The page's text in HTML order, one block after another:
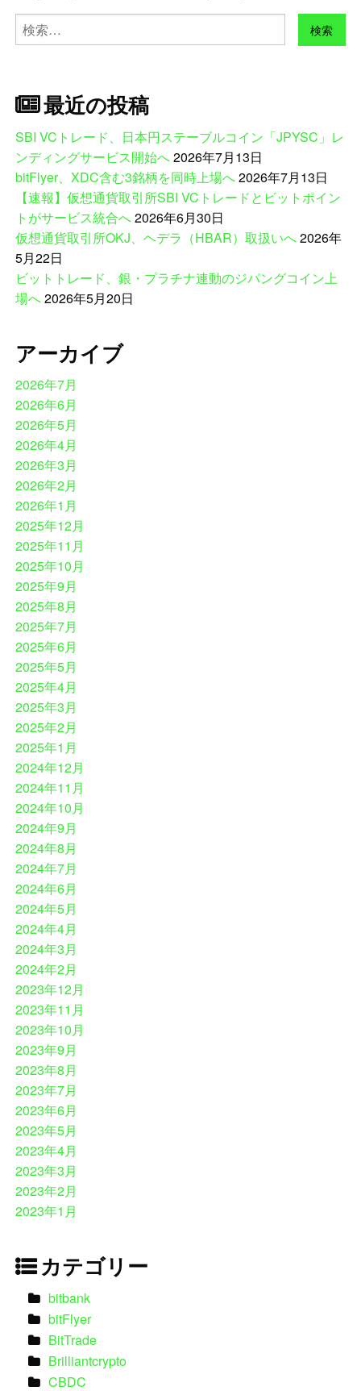
検
索:
最近の投稿
SBI VCトレード、日本円ステーブルコイン「JPYSC」レ
ンディングサービス開始へ2026年7月13日
bitFlyer、XDC含む3銘柄を同時上場へ2026年7月13日
【速報】仮想通貨取引所SBI VCトレードとビットポイン
トがサービス統合へ2026年6月30日
仮想通貨取引所OKJ、ヘデラ（HBAR）取扱いへ2026年
5月22日
ビットトレード、銀・プラチナ連動のジパングコイン上
場へ2026年5月20日
アーカイブ
2026年7月
2026年6月
2026年5月
2026年4月
2026年3月
2026年2月
2026年1月
2025年12月
2025年11月
2025年10月
2025年9月
2025年8月
2025年7月
2025年6月
2025年5月
2025年4月
2025年3月
2025年2月
2025年1月
2024年12月
2024年11月
2024年10月
2024年9月
2024年8月
2024年7月
2024年6月
2024年5月
2024年4月
2024年3月
2024年2月
2023年12月
2023年11月
2023年10月
2023年9月
2023年8月
2023年7月
2023年6月
2023年5月
2023年4月
2023年3月
2023年2月
2023年1月
カテゴリー
bitbank
bitFlyer
BitTrade
Brilliantcrypto
CBDC